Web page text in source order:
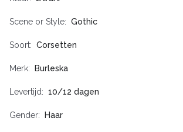
Scene or Style Gothic
Soort Corsetten
Merk Burleska
Levertijd 10/12 dagen
Gender Haar